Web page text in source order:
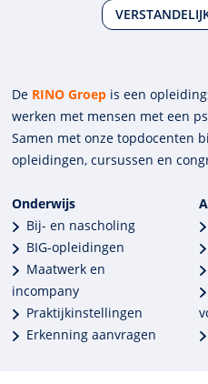
De RINO Groep is een
werken met mensen met een
Samen met onze top­docenten
opleidingen, cursussen en
Onderwijs
Bij- en nascholing
BIG-opleidingen
Maatwerk en
incompany
Praktijkinstellingen
Erkenning aanvragen